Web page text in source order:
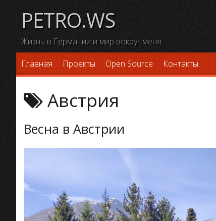
content
PETRO.WS
Жизнь в Германии и мир вокруг меня
Главная
Проекты Open Source Контакты
Австрия
Весна в Австрии